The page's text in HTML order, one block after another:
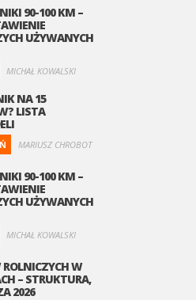
90-100 KM –
UŻYWANYCH
MICHAŁ KOWALSKI
NA 15
LISTA
MARIUSZ CHROBOT
90-100 KM –
UŻYWANYCH
MICHAŁ KOWALSKI
W
– STRUKTURA,
2026